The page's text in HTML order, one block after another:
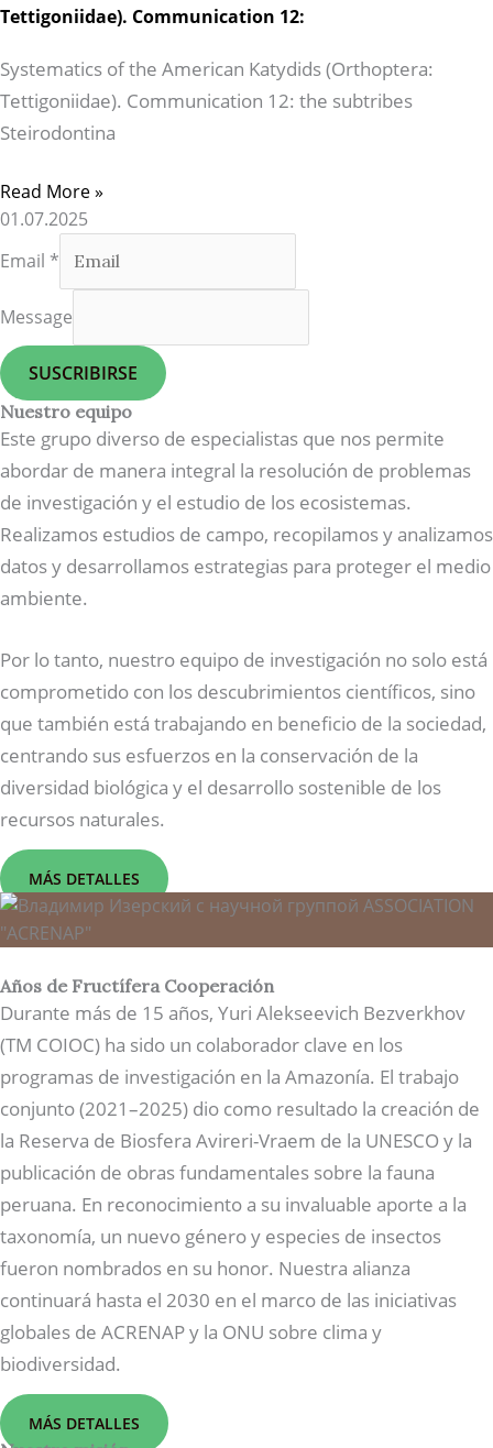
Tettigoniidae). Communication 12:
Systematics of the American Katydids (Orthoptera:
Tettigoniidae). Communication 12: the subtribes
Steirodontina
Read More »
01.07.2025
Email *
Message
SUSCRIBIRSE
Nuestro equipo
Este grupo diverso de especialistas que nos permite
abordar de manera integral la resolución de problemas
de investigación y el estudio de los ecosistemas.
Realizamos estudios de campo, recopilamos y analizamos
datos y desarrollamos estrategias para proteger el medio
ambiente.
Por lo tanto, nuestro equipo de investigación no solo está
comprometido con los descubrimientos científicos, sino
que también está trabajando en beneficio de la sociedad,
centrando sus esfuerzos en la conservación de la
diversidad biológica y el desarrollo sostenible de los
recursos naturales.
MÁS DETALLES
Años de Fructífera Cooperación
Durante más de 15 años, Yuri Alekseevich Bezverkhov
(TM COIOC) ha sido un colaborador clave en los
programas de investigación en la Amazonía. El trabajo
conjunto (2021–2025) dio como resultado la creación de
la Reserva de Biosfera Avireri-Vraem de la UNESCO y la
publicación de obras fundamentales sobre la fauna
peruana. En reconocimiento a su invaluable aporte a la
taxonomía, un nuevo género y especies de insectos
fueron nombrados en su honor. Nuestra alianza
continuará hasta el 2030 en el marco de las iniciativas
globales de ACRENAP y la ONU sobre clima y
biodiversidad.
MÁS DETALLES